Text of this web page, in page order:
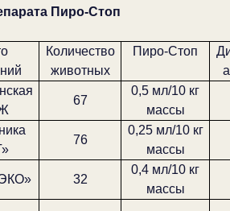
Пиро-Стоп
Количество
животных
Пиро-Стоп
67
0,5 мл/10 кг
массы
76
0,25 мл/10 кг
массы
32
0,4 мл/10 кг
массы